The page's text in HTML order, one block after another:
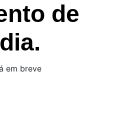
de
em breve